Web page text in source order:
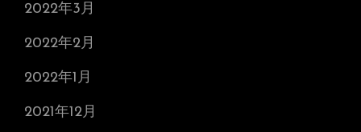
2022年3月
2022年2月
2022年1月
2021年12月